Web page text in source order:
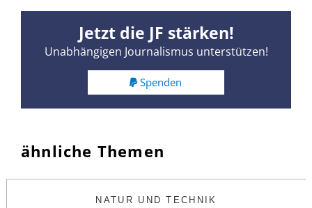
Jetzt die JF stärken!
Unabhängigen Journalismus unterstützen!
Spenden
ähnliche Themen
NATUR UND TECHNIK